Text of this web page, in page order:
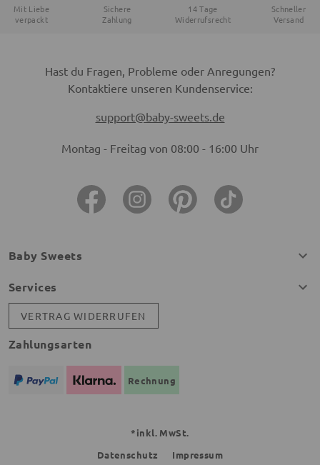
Mit Liebe
verpackt
Sichere
Zahlung
14 Tage
Widerrufsrecht
Schneller
Versand
Hast du Fragen, Probleme oder Anregungen?
Kontaktiere unseren Kundenservice:
support@baby-sweets.de
Montag - Freitag von 08:00 - 16:00 Uhr
Baby Sweets
Services
VERTRAG WIDERRUFEN
Zahlungsarten
Rechnung
*inkl. MwSt.
Datenschutz
Impressum